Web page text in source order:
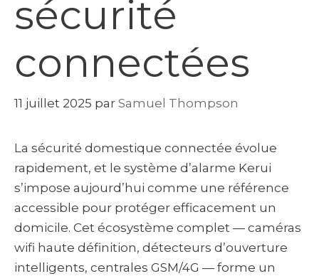
sécurité
connectées
11 juillet 2025 par Samuel Thompson
La sécurité domestique connectée évolue
rapidement, et le système d’alarme Kerui
s’impose aujourd’hui comme une référence
accessible pour protéger efficacement un
domicile. Cet écosystème complet — caméras
wifi haute définition, détecteurs d’ouverture
intelligents, centrales GSM/4G — forme un